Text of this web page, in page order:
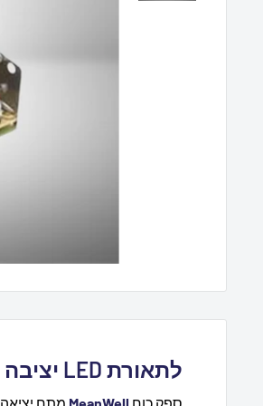
לתאורת LED יציבה ומקצועית